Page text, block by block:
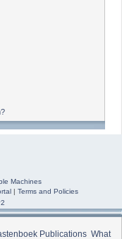
Machines
| Terms and Policies
Publications What